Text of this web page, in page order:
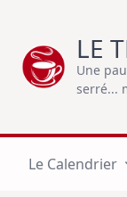
content
LE
Une
serré...
Le Calendrier